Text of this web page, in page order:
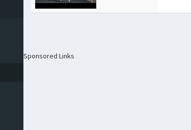
Sponsored Links